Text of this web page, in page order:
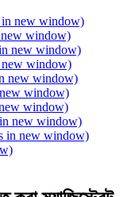
in new window)
window)
new window)
new window)
new window)
window)
window)
new window)
in new window)